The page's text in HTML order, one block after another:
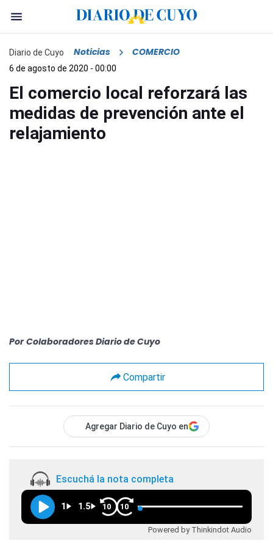
Diario de Cuyo Noticias COMERCIO
6 de agosto de 2020 - 00:00
El comercio local reforzará las
medidas de prevención ante el
relajamiento
Por Colaboradores Diario de Cuyo
Compartir
Agregar Diario de Cuyo en
Escuchá la nota completa
1 1.5 10 10
Powered by Thinkindot Audio